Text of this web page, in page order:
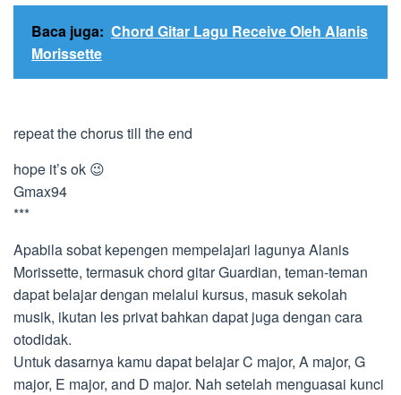
Baca juga: Chord Gitar Lagu Receive Oleh Alanis
Morissette
repeat the chorus till the end
hope it’s ok 😉
Gmax94
***
Apabila sobat kepengen mempelajari lagunya Alanis
Morissette, termasuk chord gitar Guardian, teman-teman
dapat belajar dengan melalui kursus, masuk sekolah
musik, ikutan les privat bahkan dapat juga dengan cara
otodidak.
Untuk dasarnya kamu dapat belajar C major, A major, G
major, E major, and D major. Nah setelah menguasai kunci